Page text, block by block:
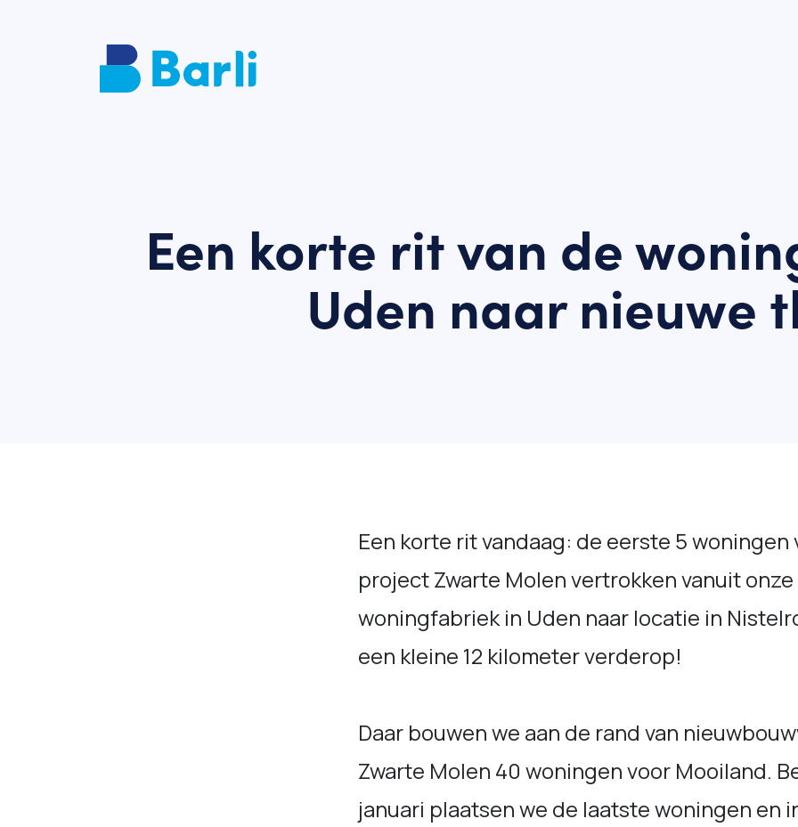
Een korte rit van de
Uden naar nieuwe
Een korte rit vandaag: de eerste 5 woningen
project Zwarte Molen vertrokken vanuit onze
woningfabriek in Uden naar locatie in
een kleine 12 kilometer verderop!
Daar bouwen we aan de rand van
Zwarte Molen 40 woningen voor Mooiland.
januari plaatsen we de laatste woningen en